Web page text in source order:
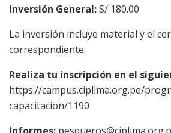
Inversión General:S/ 180.00
La inversión incluye material y el
correspondiente.
Realiza tu inscripción en el
https://campus.ciplima.org.pe/
capacitacion/1190